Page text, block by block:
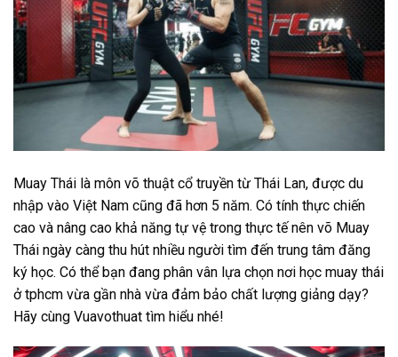
Muay Thái là môn võ thuật cổ truyền từ Thái Lan, được du
nhập vào Việt Nam cũng đã hơn 5 năm. Có tính thực chiến
cao và nâng cao khả năng tự vệ trong thực tế nên võ Muay
Thái ngày càng thu hút nhiều người tìm đến trung tâm đăng
ký học. Có thể bạn đang phân vân lựa chọn nơi học muay thái
ở tphcm vừa gần nhà vừa đảm bảo chất lượng giảng dạy?
Hãy cùng Vuavothuat tìm hiểu nhé!